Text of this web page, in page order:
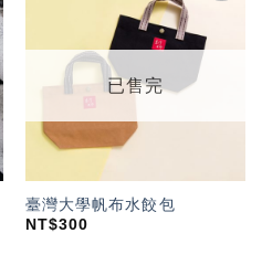
望輕
已售完
臺灣大學帆布水餃包
NT$300